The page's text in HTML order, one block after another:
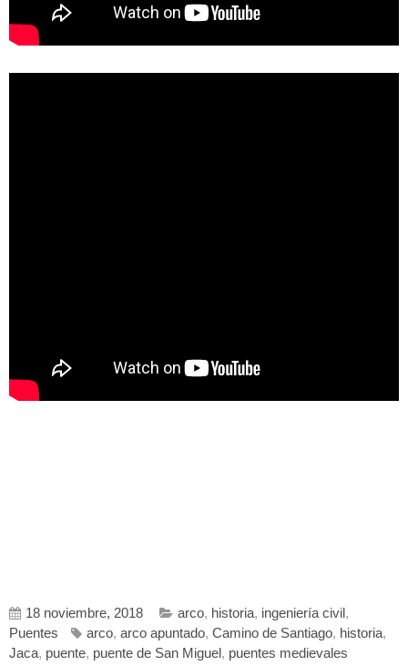
18 noviembre, 2018 arco, historia, ingeniería civil ,
Puentes
arco, arco apuntado, Camino de Santiago, historia,
Jaca, puente, puente de San Miguel , puentes medievales